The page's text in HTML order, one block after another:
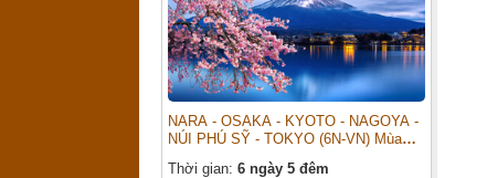
NARA - OSAKA - KYOTO - NAGOYA -
NÚI PHÚ SỸ - TOKYO (6N-VN) Mùa
Thời gian: 6 ngày 5 đêm